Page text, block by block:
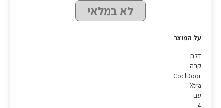
לא במלאי
על המוצר
דלת
קרה
CoolDoor
Xtra
עם
4